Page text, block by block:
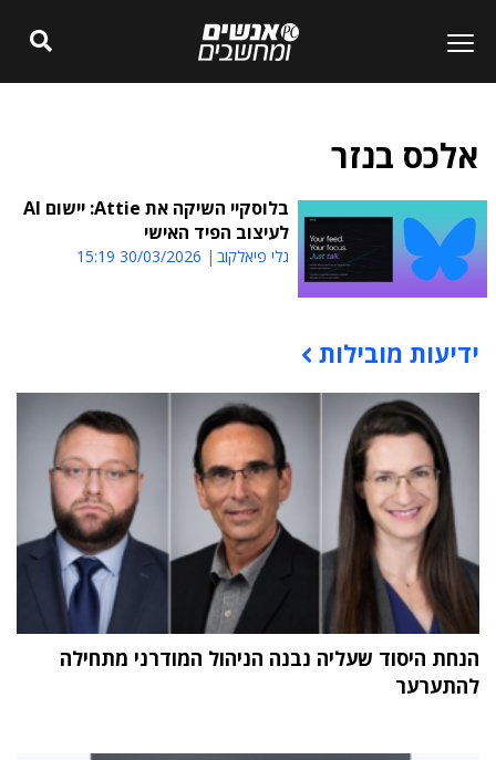
אלכס בנזר
בלוסקיי השיקה את Attie: יישום AI
לעיצוב הפיד האישי
גלי פיאלקוב 30/03/2026 15:19
תוכן פרסומי
ידיעות מובילות
הנחת היסוד שעליה נבנה הניהול המודרני מתחילה
להתערער